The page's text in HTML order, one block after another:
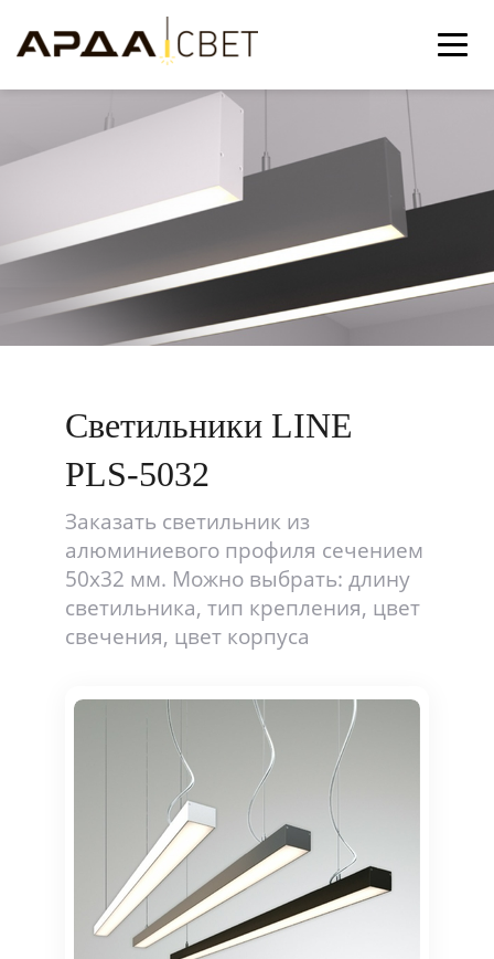
Светильники LINE
PLS-5032
Заказать светильник из
алюминиевого профиля сечением
50х32 мм. Можно выбрать: длину
светильника, тип крепления, цвет
свечения, цвет корпуса